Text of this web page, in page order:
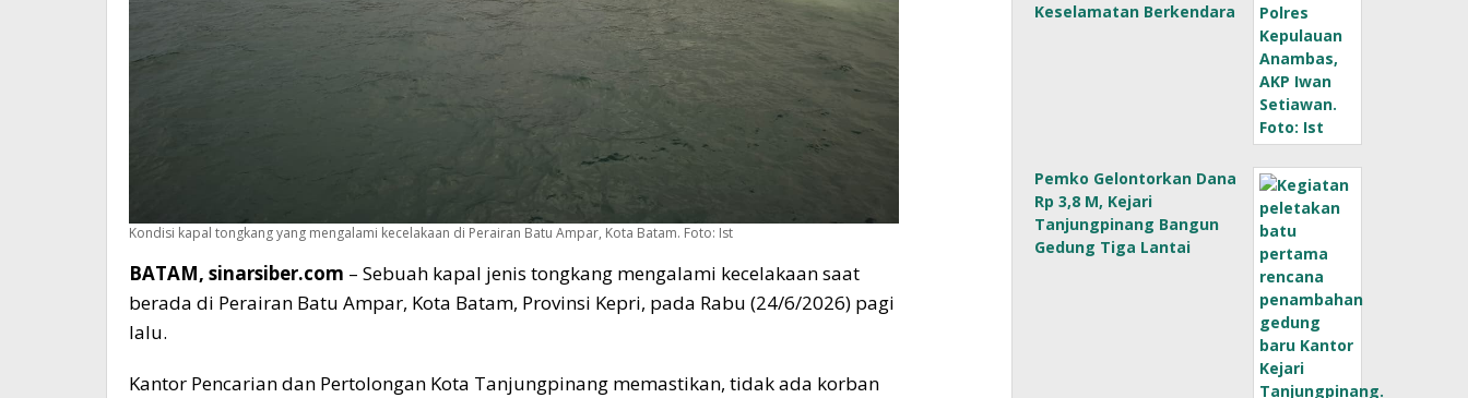
Kondisi kapal tongkang yang mengalami kecelakaan di Perairan Batu Ampar, Kota Batam. Foto: Ist
BATAM, sinarsiber.com – Sebuah kapal jenis tongkang mengalami kecelakaan saat
berada di Perairan Batu Ampar, Kota Batam, Provinsi Kepri, pada Rabu (24/6/2026) pagi
lalu.
Kantor Pencarian dan Pertolongan Kota Tanjungpinang memastikan, tidak ada korban
Keselamatan Berkendara
Pemko Gelontorkan Dana
Rp 3,8 M, Kejari
Tanjungpinang Bangun
Gedung Tiga Lantai